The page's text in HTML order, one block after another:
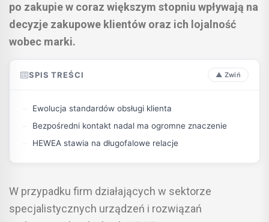
po zakupie w coraz większym stopniu wpływają na
decyzje zakupowe klientów oraz ich lojalność
wobec marki.
SPIS TREŚCI
Ewolucja standardów obsługi klienta
Bezpośredni kontakt nadal ma ogromne znaczenie
HEWEA stawia na długofalowe relacje
W przypadku firm działających w sektorze
specjalistycznych urządzeń i rozwiązań